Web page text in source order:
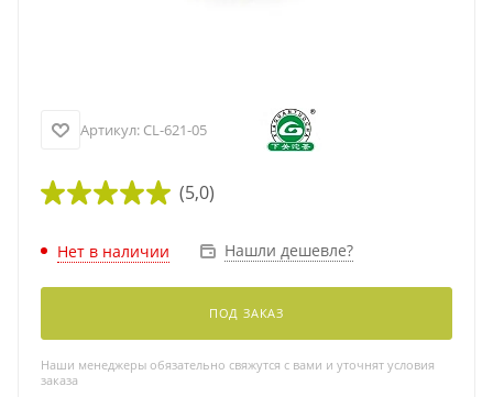
Артикул: CL-621-05
(5,0)
Нет в наличии Нашли дешевле?
ПОД ЗАКАЗ
Наши менеджеры обязательно свяжутся с вами и уточнят условия
заказа